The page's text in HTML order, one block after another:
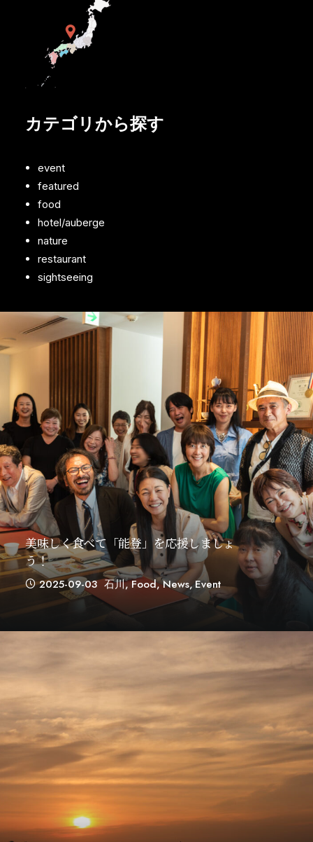
カテゴリから探す
event
featured
food
hotel/auberge
nature
restaurant
sightseeing
美味しく食べて「能登」を応援しましょ
う！
2025-09-03 石川,Food,News,Event